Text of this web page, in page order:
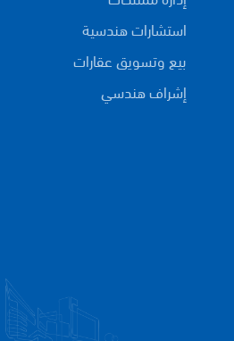
استشارات هندسية
بيع وتسويق عقارات
إشراف هندسي